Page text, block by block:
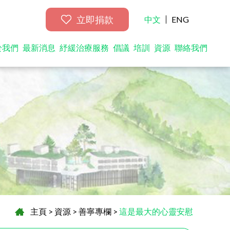
立即捐款 中文 ENG
們 最新消息 紓緩治療服務 倡議 培訓 資源 聯絡我們
主頁 > 資源 > 善寧專欄 > 這是最大的心靈安慰